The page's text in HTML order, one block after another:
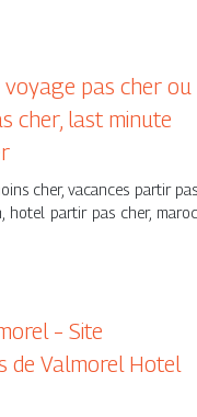
voyage pas cher ou
cher, last minute
cher, vacances partir pas
hotel partir pas cher, maroc
– Site
de Valmorel Hotel